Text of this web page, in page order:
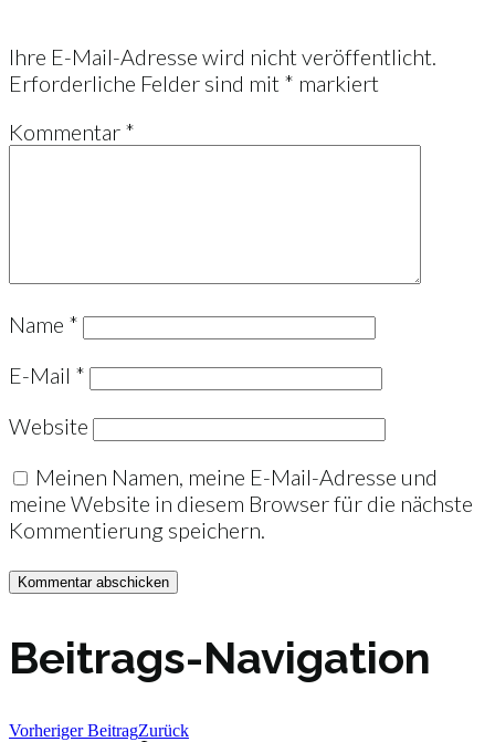
Ihre E-Mail-Adresse wird nicht veröffentlicht.
Erforderliche Felder sind mit * markiert
Kommentar *
Name *
E-Mail *
Website
Meinen Namen, meine E-Mail-Adresse und
meine Website in diesem Browser für die nächste
Kommentierung speichern.
Beitrags-Navigation
Vorheriger BeitragZurück